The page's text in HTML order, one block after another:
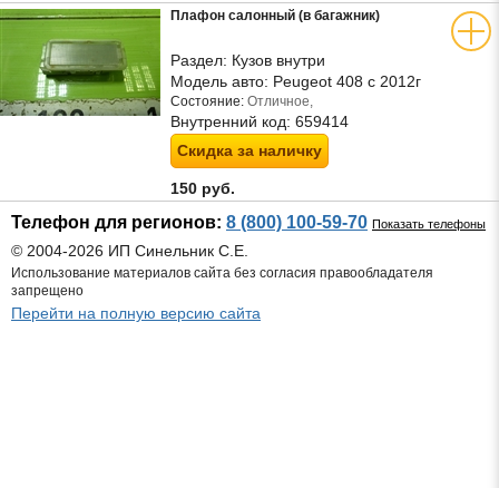
Плафон салонный (в багажник)
Раздел: Кузов внутри
Модель авто: Peugeot 408 с 2012г
Состояние: Отличное,
Внутренний код: 659414
Скидка за наличку
150 руб.
Телефон для регионов: 8 (800) 100-59-70 Показать телефоны
© 2004-2026 ИП Синельник С.Е.
Использование материалов сайта без согласия правообладателя
запрещено
Перейти на полную версию сайта